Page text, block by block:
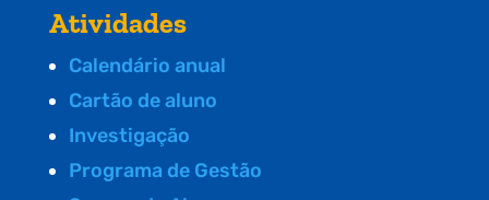
Atividades
Calendário anual
Cartão de aluno
Investigação
Programa de Gestão